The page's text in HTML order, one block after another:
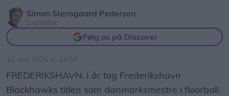
Simon Stensgaard Pedersen
Journalist
Følg os på Discover
12. maj 2026 kl. 14.03
FREDERIKSHAVN: I år tog Frederikshavn
Blackhawks titlen som danmarksmestre i floorball.